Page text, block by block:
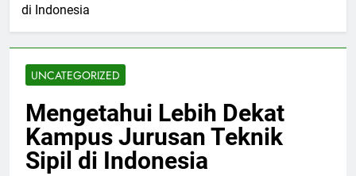
di Indonesia
UNCATEGORIZED
Mengetahui Lebih Dekat
Kampus Jurusan Teknik
Sipil di Indonesia